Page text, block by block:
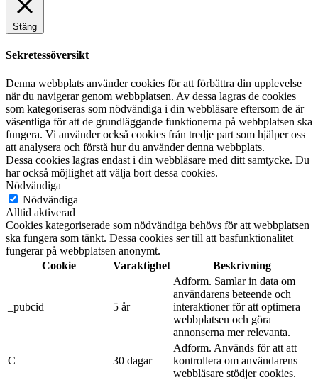
Stäng
Sekretessöversikt
Denna webbplats använder cookies för att förbättra din upplevelse
när du navigerar genom webbplatsen. Av dessa lagras de cookies
som kategoriseras som nödvändiga i din webbläsare eftersom de är
väsentliga för att de grundläggande funktionerna på webbplatsen ska
fungera. Vi använder också cookies från tredje part som hjälper oss
att analysera och förstå hur du använder denna webbplats.
Dessa cookies lagras endast i din webbläsare med ditt samtycke. Du
har också möjlighet att välja bort dessa cookies.
Nödvändiga
Nödvändiga
Alltid aktiverad
Cookies kategoriserade som nödvändiga behövs för att webbplatsen
ska fungera som tänkt. Dessa cookies ser till att basfunktionalitet
fungerar på webbplatsen anonymt.
Cookie
Varaktighet Beskrivning
_pubcid 5 år
Adform. Samlar in data om
användarens beteende och
interaktioner för att optimera
webbplatsen och göra
annonserna mer relevanta.
C 30 dagar
Adform. Används för att att
kontrollera om användarens
webbläsare stödjer cookies.